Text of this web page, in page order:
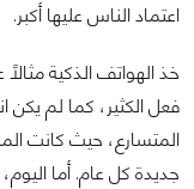
اعتماد الناس عليها أكبر.
خذ الهواتف الذكية
فعل الكثير، كما لم يكن
المتسارع، حيث كانت
جديدة كل عام. أما